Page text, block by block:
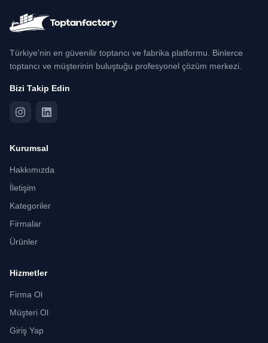
Türkiye'nin en güvenilir toptancı ve fabrika platformu. Binlerce
toptancı ve müşterinin buluştuğu profesyonel çözüm merkezi.
Bizi Takip Edin
Kurumsal
Hakkımızda
İletişim
Kategoriler
Firmalar
Ürünler
Hizmetler
Firma Ol
Müşteri Ol
Giriş Yap